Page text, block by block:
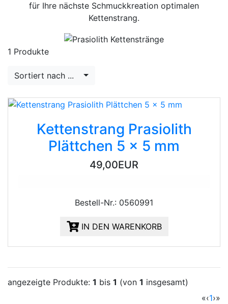
für Ihre nächste Schmuckkreation optimalen
Kettenstrang.
1 Produkte
Sortiert nach ...
Kettenstrang Prasiolith
Plättchen 5 x 5 mm
49,00EUR
Bestell-Nr.: 0560991
IN DEN WARENKORB
angezeigte Produkte: 1 bis 1 (von 1 insgesamt)
«‹1›»